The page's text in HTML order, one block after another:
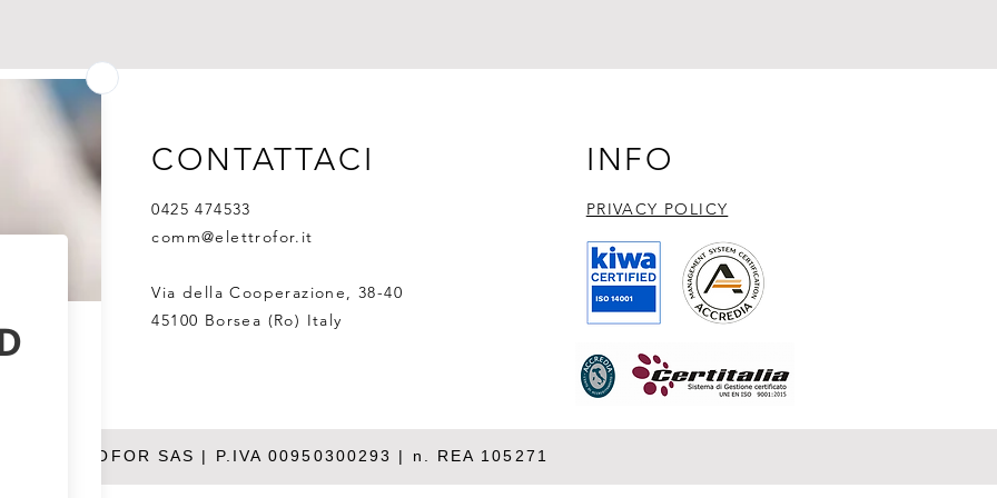
CONTATTACI
0425 474533
comm@elettrofor.it
Via della Cooperazione, 38-40
45100 Borsea (Ro) Italy
INFO
PRIVACY POLICY​
ELETTROFOR SAS | P.IVA 00950300293 | n. REA 105271